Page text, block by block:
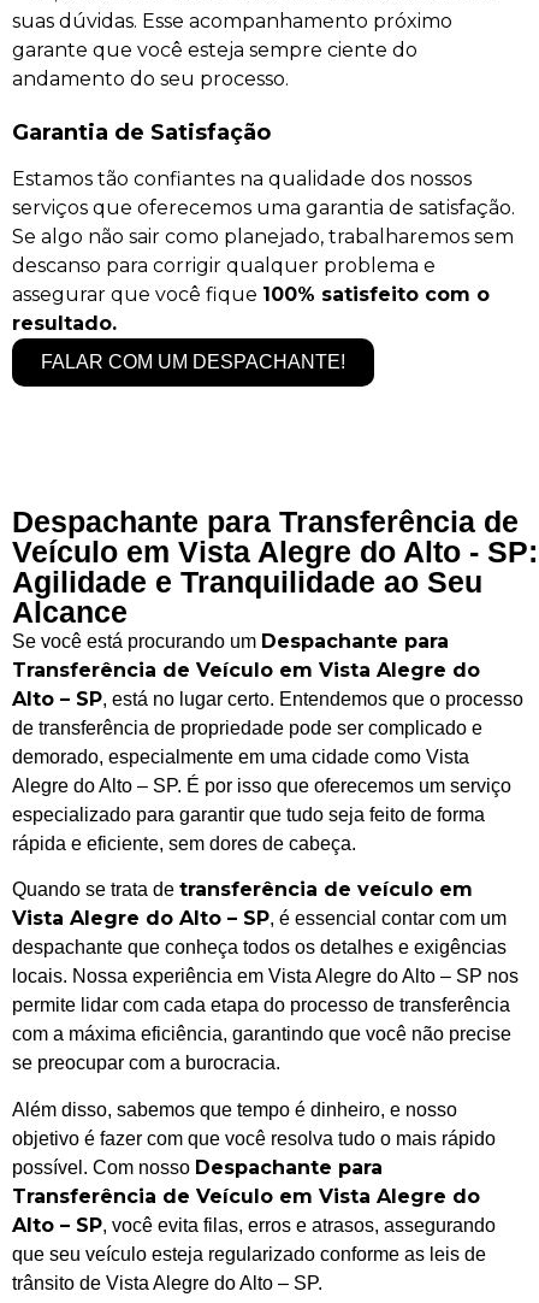
suas dúvidas. Esse acompanhamento próximo
garante que você esteja sempre ciente do
andamento do seu processo.
Garantia de Satisfação
Estamos tão confiantes na qualidade dos nossos
serviços que oferecemos uma garantia de satisfação.
Se algo não sair como planejado, trabalharemos sem
descanso para corrigir qualquer problema e
assegurar que você fique 100% satisfeito com o
resultado.
FALAR COM UM DESPACHANTE!
Despachante para Transferência de
Veículo em Vista Alegre do Alto - SP:
Agilidade e Tranquilidade ao Seu
Alcance
Se você está procurando um Despachante para
Transferência de Veículo em Vista Alegre do
Alto – SP, está no lugar certo. Entendemos que o processo
de transferência de propriedade pode ser complicado e
demorado, especialmente em uma cidade como Vista
Alegre do Alto – SP. É por isso que oferecemos um serviço
especializado para garantir que tudo seja feito de forma
rápida e eficiente, sem dores de cabeça.
Quando se trata de transferência de veículo em
Vista Alegre do Alto – SP, é essencial contar com um
despachante que conheça todos os detalhes e exigências
locais. Nossa experiência em Vista Alegre do Alto – SP nos
permite lidar com cada etapa do processo de transferência
com a máxima eficiência, garantindo que você não precise
se preocupar com a burocracia.
Além disso, sabemos que tempo é dinheiro, e nosso
objetivo é fazer com que você resolva tudo o mais rápido
possível. Com nosso Despachante para
Transferência de Veículo em Vista Alegre do
Alto – SP, você evita filas, erros e atrasos, assegurando
que seu veículo esteja regularizado conforme as leis de
trânsito de Vista Alegre do Alto – SP.